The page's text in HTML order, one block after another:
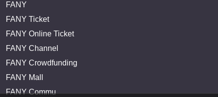
FANY
FANY Ticket
FANY Online Ticket
FANY Channel
FANY Crowdfunding
FANY Mall
FANY Commu